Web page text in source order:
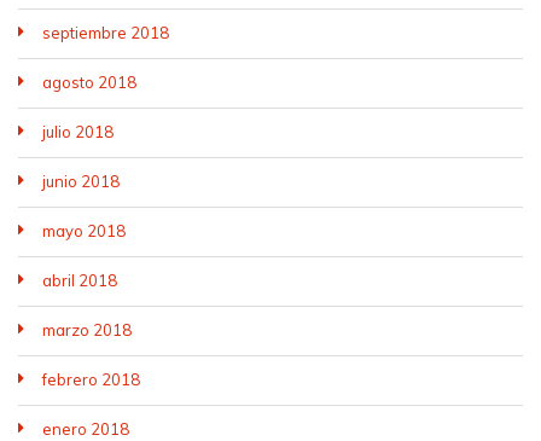
septiembre 2018
agosto 2018
julio 2018
junio 2018
mayo 2018
abril 2018
marzo 2018
febrero 2018
enero 2018